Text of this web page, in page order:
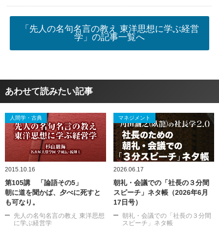
「先人の名句名言の教え 東洋思想に学ぶ経営
学」の記事一覧へ
あわせて読みたい記事
人間学・古典
2015.10.16
第105講 「論語その5」
朝に道を聞かば、夕べに死すと
も可なり。
先人の名句名言の教え 東洋思想
に学ぶ経営学
マネジメント
2026.06.17
朝礼・会議での「社長の３分間
スピーチ」ネタ帳（2026年6月
17日号）
朝礼・会議での「社長の３分間
スピーチ」ネタ帳